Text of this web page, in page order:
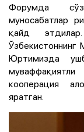
Форумда
муносабатлар
қайд
Ўзбекистоннинг
Юртимизда
кооперация
яратган.